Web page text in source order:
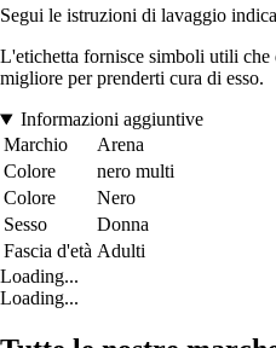
Segui le istruzioni di lavaggio
L'etichetta fornisce simboli utili
migliore per prenderti cura di esso.
Informazioni aggiuntive
Marchio
Arena
Colore
nero multi
Colore
Nero
Sesso
Donna
Fascia d'età Adulti
Loading...
Loading...